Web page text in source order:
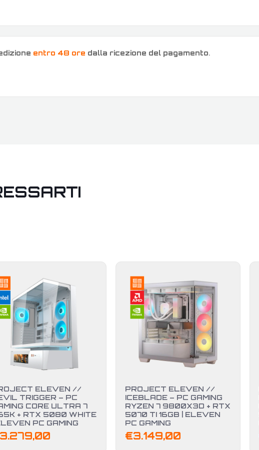
entro 48 ore dalla ricezione del pagamento.
ELEVEN //
TRIGGER – PC
CORE ULTRA 7
+ RTX 5080 WHITE
PC GAMING
3.279,00
PROJECT ELEVEN //
ICEBLADE – PC GAMING
RYZEN 7 9800X3D + RTX
5070 TI 16GB | ELEVEN
PC GAMING
€3.149,00